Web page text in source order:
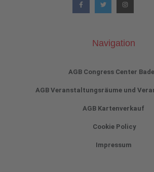
Navigation
AGB Congress Center
AGB Veranstaltungsräume und
AGB Kartenverkauf
Cookie Policy
Impressum